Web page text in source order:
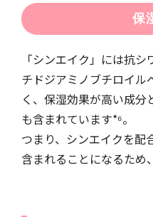
保
「シンエイク」には抗
チドジアミノブチロイル
く、保湿効果が高い成分
も含まれています*⁶。
つまり、シンエイクを配
含まれることになるため